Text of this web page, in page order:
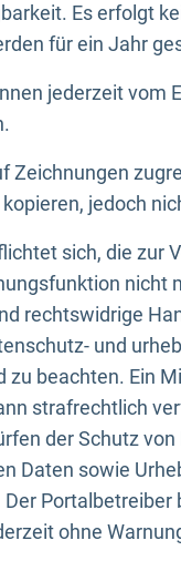
Es erfolgt
für ein Jahr
jederzeit vom
Zeichnungen
jedoch
sich, die zur
nicht
rechtswidrige
und
zu beachten. Ein
strafrechtlich
der Schutz
Daten sowie
Portalbetreiber
ohne